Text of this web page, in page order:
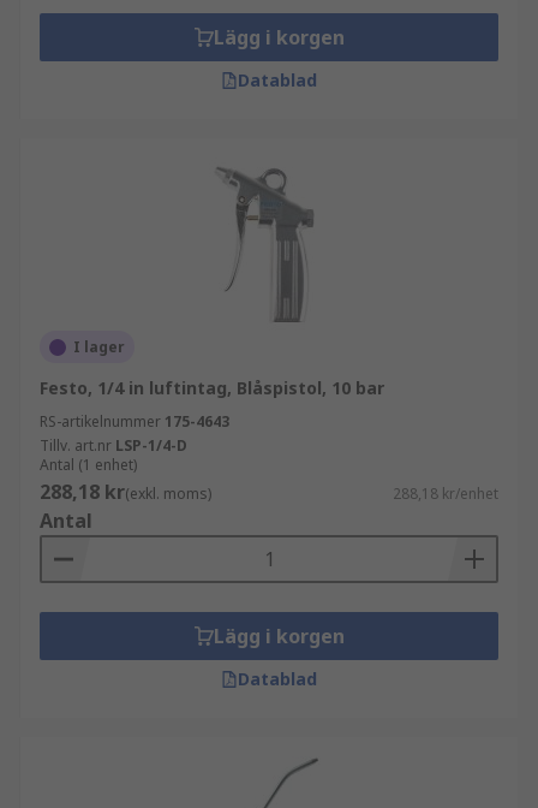
Lägg i korgen
Datablad
I lager
Festo, 1/4 in luftintag, Blåspistol, 10 bar
RS-artikelnummer 175-4643
Tillv. art.nr LSP-1/4-D
Antal (1 enhet)
288,18 kr(exkl. moms) 288,18 kr/enhet
Antal
Lägg i korgen
Datablad